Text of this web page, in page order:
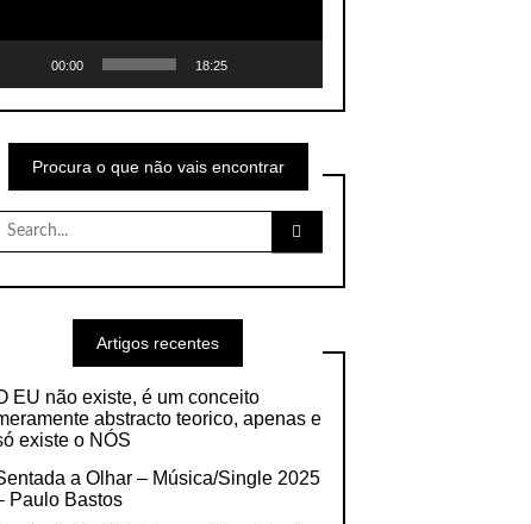
00:00 18:25
Procura o que não vais encontrar
Search
for:
Artigos recentes
EU não existe, é um conceito
abstracto teorico, apenas e
existe o NÓS
a Olhar – Música/Single 2025
Paulo Bastos